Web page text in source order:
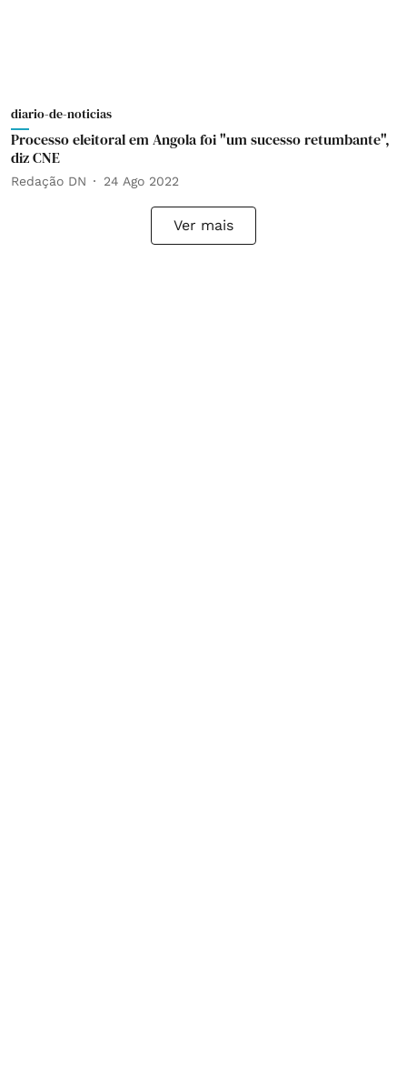
diario-de-noticias
Processo eleitoral em Angola foi "um sucesso retumbante",
diz CNE
Redação DN 24 Ago 2022
Ver mais